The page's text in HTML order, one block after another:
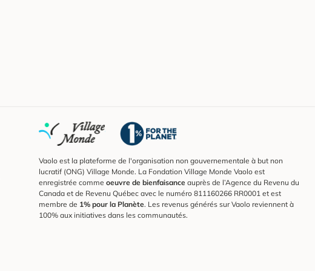
Vaolo est la plateforme de l'organisation non gouvernementale à but non
lucratif (ONG) Village Monde. La Fondation Village Monde Vaolo est
enregistrée comme oeuvre de bienfaisance auprès de l’Agence du Revenu du
Canada et de Revenu Québec avec le numéro 811160266 RR0001 et est
membre de 1% pour la Planète. Les revenus générés sur Vaolo reviennent à
100% aux initiatives dans les communautés.